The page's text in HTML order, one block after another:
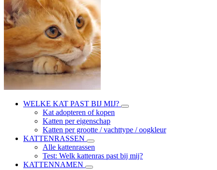
WELKE KAT PAST BIJ MIJ?
Kat adopteren of kopen
Katten per eigenschap
Katten per grootte / vachttype / oogkleur
KATTENRASSEN
Alle kattenrassen
Test: Welk kattenras past bij mij?
KATTENNAMEN